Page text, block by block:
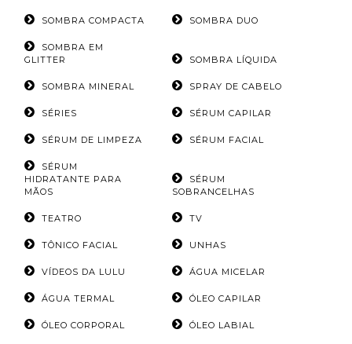
SOMBRA COMPACTA SOMBRA DUO
SOMBRA EM
GLITTER
SOMBRA LÍQUIDA
SOMBRA MINERAL SPRAY DE CABELO
SÉRIES SÉRUM CAPILAR
SÉRUM DE LIMPEZA SÉRUM FACIAL
SÉRUM
HIDRATANTE PARA
MÃOS
SÉRUM
SOBRANCELHAS
TEATRO TV
TÔNICO FACIAL UNHAS
VÍDEOS DA LULU ÁGUA MICELAR
ÁGUA TERMAL ÓLEO CAPILAR
ÓLEO CORPORAL ÓLEO LABIAL